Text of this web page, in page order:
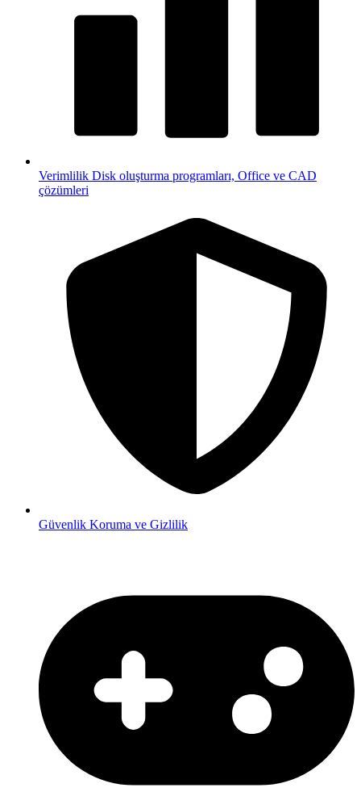
Verimlilik Disk oluşturma programları, Office ve CAD
çözümleri
Güvenlik Koruma ve Gizlilik